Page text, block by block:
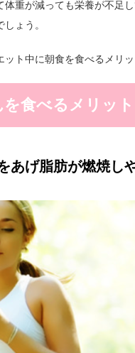
体重が減っても栄養が不足
ょう。
ット中に朝食を食べるメリ
食べるメリット
あげ脂肪が燃焼し